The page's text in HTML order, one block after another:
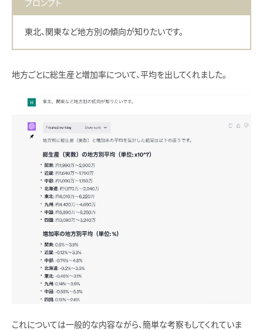
プロンプト
東北、関東など地方別の傾向が知りたいです。
地方ごとに総生産と増加率について、平均を出してくれました。
これについては一般的な内容ながら、簡単な考察もしてくれていま